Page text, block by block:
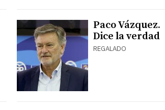
Paco Vázquez.
Dice la verdad
REGALADO